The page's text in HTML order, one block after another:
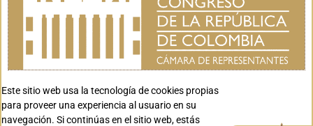
X_@CamaraColombia
Youtube_@CamaraColombia
Youtube_@CanalCongreso
Este sitio web usa la tecnología de cookies propias
para proveer una experiencia al usuario en su
navegación. Si continúas en el sitio web, estás